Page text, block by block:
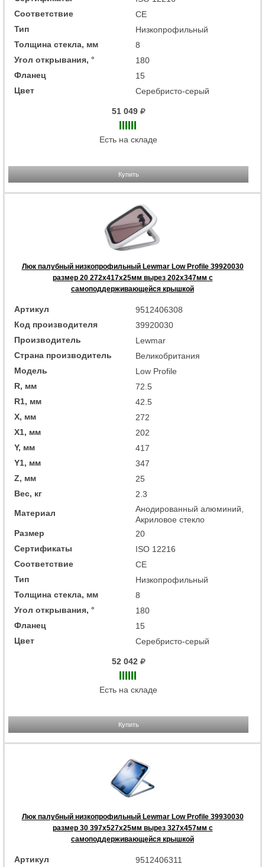
Соответствие
CE
Тип
Низкопрофильный
Толщина стекла, мм
8
Угол открывания, °
180
Фланец
15
Цвет
Серебристо-серый
51 049
Есть на складе
Купить
Люк палубный низкопрофильный Lewmar Low Profile 39920030
размер 20 272x417x25мм вырез 202x347мм с
самоподдерживающейся крышкой
Артикул
9512406308
Код производителя
39920030
Производитель
Lewmar
Страна производитель
Великобритания
Модель
Low Profile
R, мм
72.5
R1, мм
42.5
X, мм
272
X1, мм
202
Y, мм
417
Y1, мм
347
Z, мм
25
Вес, кг
2.3
Материал
Анодированный алюминий,
Акриловое стекло
Размер
20
Сертификаты
ISO 12216
Соответствие
CE
Тип
Низкопрофильный
Толщина стекла, мм
8
Угол открывания, °
180
Фланец
15
Цвет
Серебристо-серый
52 042
Есть на складе
Купить
Люк палубный низкопрофильный Lewmar Low Profile 39930030
размер 30 397x527x25мм вырез 327x457мм с
самоподдерживающейся крышкой
Артикул
9512406311